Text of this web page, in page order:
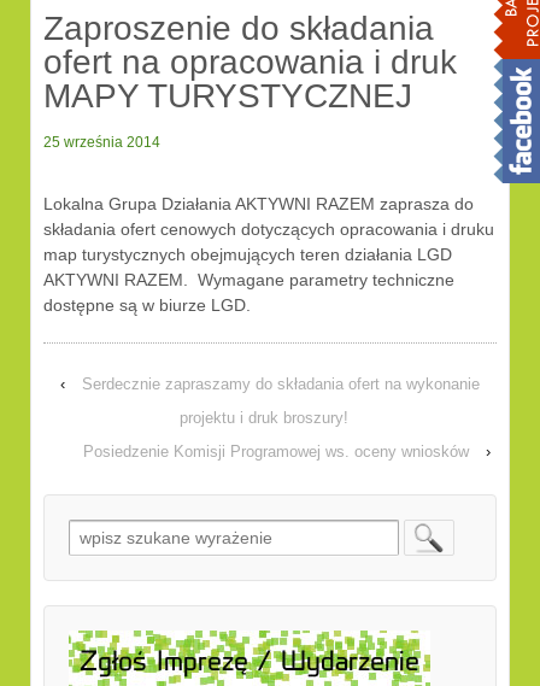
Zaproszenie do składania
ofert na opracowania i druk
MAPY TURYSTYCZNEJ
25 września 2014
Lokalna Grupa Działania AKTYWNI RAZEM zaprasza do
składania ofert cenowych dotyczących opracowania i druku
map turystycznych obejmujących teren działania LGD
AKTYWNI RAZEM. Wymagane parametry techniczne
dostępne są w biurze LGD.
‹
Serdecznie zapraszamy do składania ofert na wykonanie
projektu i druk broszury!
Posiedzenie Komisji Programowej ws. oceny wniosków
›